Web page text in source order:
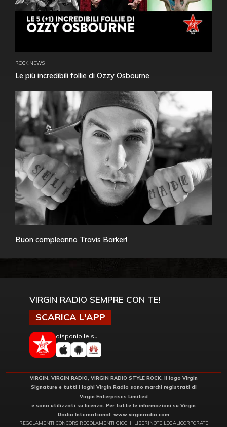
ROCK NEWS
Le più incredibili follie di Ozzy Osbourne
Buon compleanno Travis Barker!
VIRGIN RADIO SEMPRE CON TE!
SCARICA L'APP
disponibile su
VIRGIN, VIRGIN RADIO, VIRGIN RADIO STYLE ROCK, il logo Virgin
Signature e tutti i loghi Virgin Radio sono marchi registrati di
Virgin Enterprises Limited
e sono utilizzati su licenza. Per tutte le informazioni su Virgin
Radio International: www.virginradio.com
REGOLAMENTI CONCORSIREGOLAMENTI GIOCHI LIBERINOTE LEGALICORPORATE